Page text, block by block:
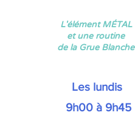
L'élément MÉTAL
et une routine
de la Grue Blanche
Les lundis
9h00 à 9h45